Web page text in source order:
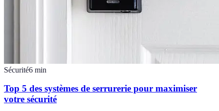
Sécurité6 min
Top 5 des systèmes de serrurerie pour maximiser
votre sécurité